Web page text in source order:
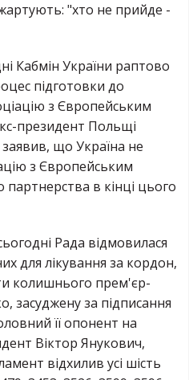
"хто не прийде -
Кабмін України раптово
підготовки до
з Європейським
президент Польщі
що Україна не
з Європейським
партнерства в кінці цього
Рада відмовилася
для лікування за кордон,
колишнього прем'єр-
засуджену за підписання
її опонент на
Віктор Янукович,
відхилив усі шість